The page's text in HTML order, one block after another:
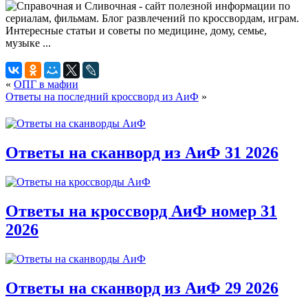
« ОПГ в мафии
Ответы на последний кроссворд из АиФ »
Ответы на сканворд из АиФ 31 2026
Ответы на кроссворд АиФ номер 31
2026
Ответы на сканворд из АиФ 29 2026